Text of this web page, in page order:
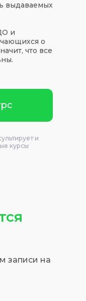
выдаваемых
и
о
что все
и
курсы
записи на